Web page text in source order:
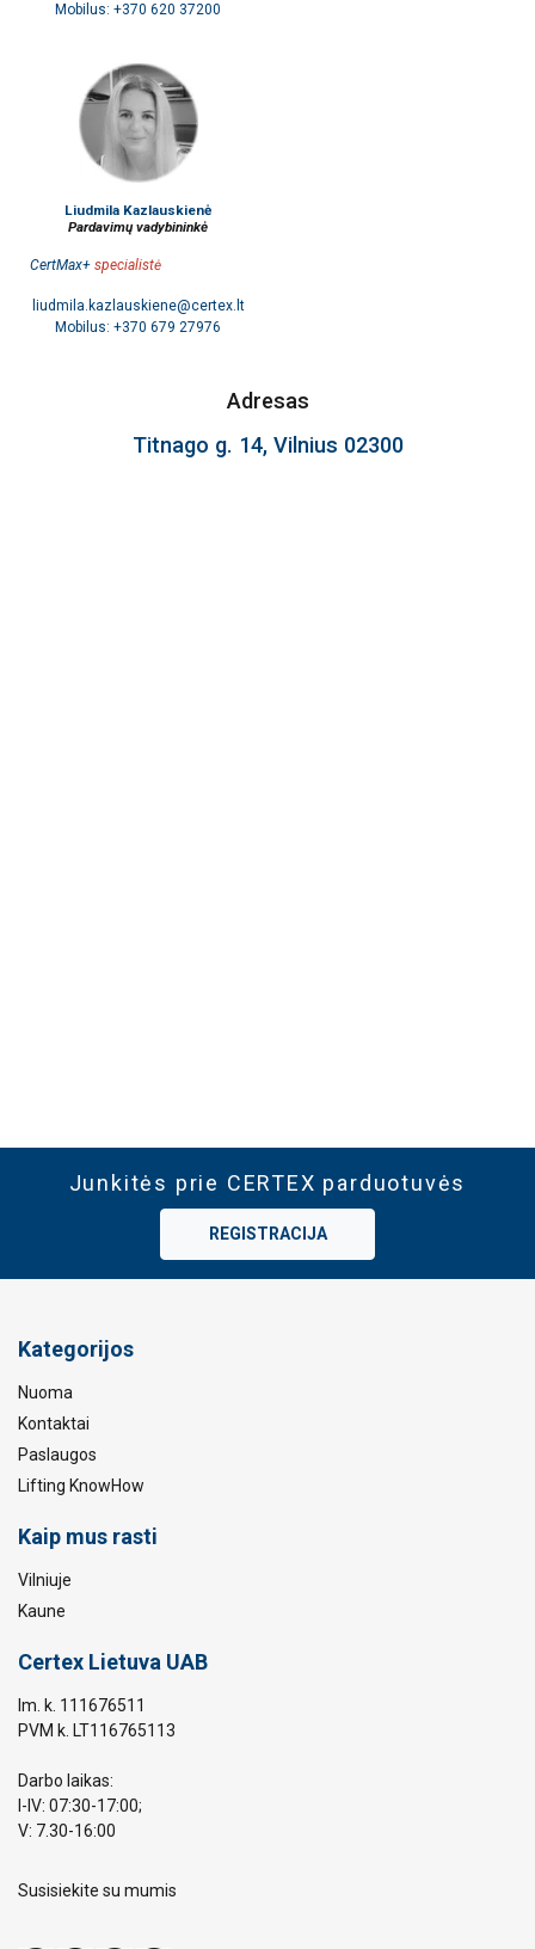
Mobilus: +370 620 37200
Liudmila Kazlauskienė
Pardavimų vadybininkė
CertMax+ specialistė
liudmila.kazlauskiene@certex.lt
Mobilus: +370 679 27976
Adresas
Titnago g. 14, Vilnius 02300
Junkitės prie CERTEX parduotuvės
REGISTRACIJA
Kategorijos
Nuoma
Kontaktai
Paslaugos
Lifting KnowHow
Kaip mus rasti
Vilniuje
Kaune
Certex Lietuva UAB
Im. k. 111676511
PVM k. LT116765113
Darbo laikas:
I-IV: 07:30-17:00;
V: 7.30-16:00
Susisiekite su mumis